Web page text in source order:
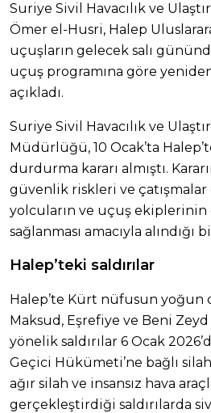
Suriye Sivil Havacılık ve
Ömer el-Husri, Halep
uçuşların gelecek salı
uçuş programına göre yeniden
açıkladı.
Suriye Sivil Havacılık ve
Müdürlüğü, 10 Ocak’ta
durdurma kararı almıştı.
güvenlik riskleri ve çatışmalar
yolcuların ve uçuş
sağlanması amacıyla alındığı
Halep’teki saldırılar
Halep’te Kürt nüfusun yoğun
Maksud, Eşrefiye ve Beni
yönelik saldırılar 6 Ocak
Geçici Hükümeti’ne bağlı
ağır silah ve insansız hava
gerçekleştirdiği saldırılarda